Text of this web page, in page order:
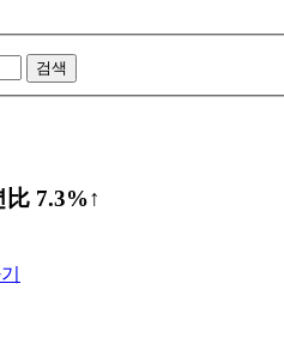
검색
7.3%↑